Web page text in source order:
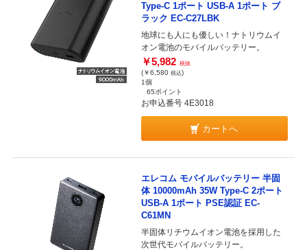
Type-C 1ポート USB-A 1ポート ブ
ラック EC-C27LBK
地球にも人にも優しい！ナトリウムイ
オン電池のモバイルバッテリー。
￥5,982 税抜
(￥6,580 税込)
1個
65ポイント
お申込番号 4E3018
カートへ
エレコム モバイルバッテリー 半固
体 10000mAh 35W Type-C 2ポート
USB-A 1ポート PSE認証 EC-
C61MN
半固体リチウムイオン電池を採用した
次世代モバイルバッテリー。